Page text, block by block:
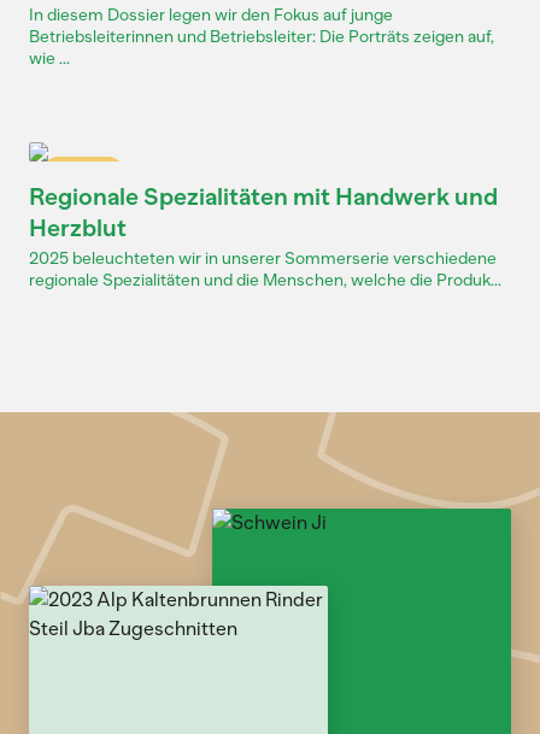
In diesem Dossier legen wir den Fokus auf junge
Betriebsleiterinnen und Betriebsleiter: Die Porträts zeigen auf,
wie ...
Regionale Spezialitäten mit Handwerk und
Herzblut
2025 beleuchteten wir in unserer Sommerserie verschiedene
regionale Spezialitäten und die Menschen, welche die Produk...